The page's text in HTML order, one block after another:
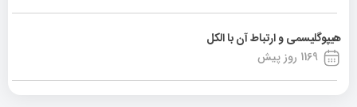
هیپوگلیسمی و ارتباط آن با الکل
1169 روز پیش